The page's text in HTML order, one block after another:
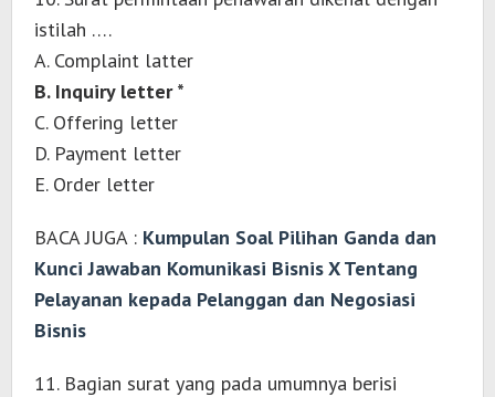
istilah ….
A. Complaint latter
B. Inquiry letter *
C. Offering letter
D. Payment letter
E. Order letter
BACA JUGA : Kumpulan Soal Pilihan Ganda dan
Kunci Jawaban Komunikasi Bisnis X Tentang
Pelayanan kepada Pelanggan dan Negosiasi
Bisnis
11. Bagian surat yang pada umumnya berisi